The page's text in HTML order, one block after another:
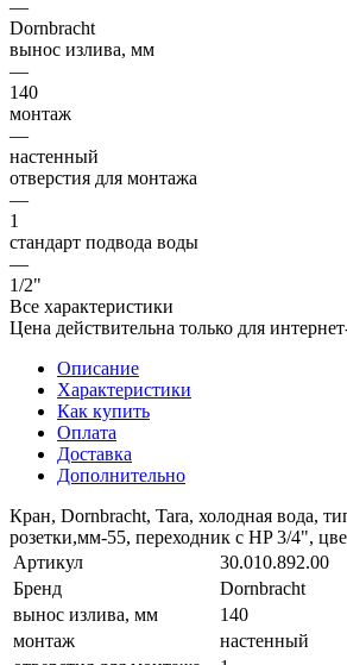
—
Dornbracht
вынос излива, мм
—
140
монтаж
—
настенный
отверстия для монтажа
—
1
стандарт подвода воды
—
1/2"
Все характеристики
Цена действительна только для
Описание
Характеристики
Как купить
Оплата
Доставка
Дополнительно
Кран, Dornbracht, Tara, холодная вода,
розетки,мм-55, переходник с HP 3/4",
Артикул
30.010.892.00
Бренд
Dornbracht
вынос излива, мм
140
монтаж
настенный